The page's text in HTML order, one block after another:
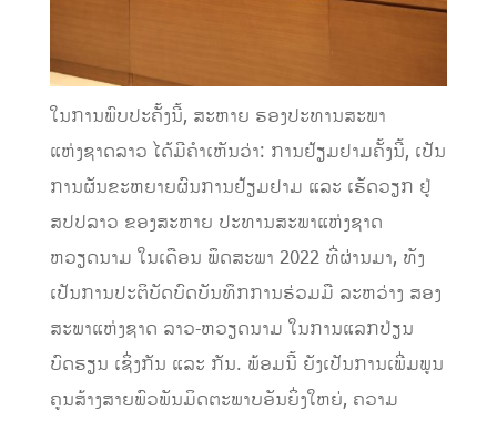
ໃນການພົບປະຄັ້ງນີ້, ສະຫາຍ ຮອງປະທານສະພາ
ແຫ່ງຊາດລາວ ໄດ້ມີຄຳເຫັນວ່າ: ການຢ້ຽມຢາມຄັ້ງນີ້, ເປັນ
ການຜັນຂະຫຍາຍຜົນການຢ້ຽມຢາມ ແລະ ເຮັດວຽກ ຢູ່
ສປປລາວ ຂອງສະຫາຍ ປະທານສະພາແຫ່ງຊາດ
ຫວຽດນາມ ໃນເດືອນ ພຶດສະພາ 2022 ທີ່ຜ່ານມາ, ທັງ
ເປັນການປະຕິບັດບົດບັນທຶກການຮ່ວມມື ລະຫວ່າງ ສອງ
ສະພາແຫ່ງຊາດ ລາວ-ຫວຽດນາມ ໃນການແລກປ່ຽນ
ບົດຮຽນ ເຊິ່ງກັນ ແລະ ກັນ. ພ້ອມນີ້ ຍັງເປັນການເພີ່ມພູນ
ຄູນສ້າງສາຍພົວພັນມິດຕະພາບອັນຍິ່ງໃຫຍ່, ຄວາມ